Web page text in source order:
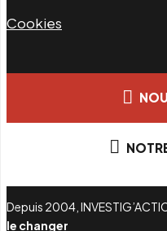
Cookies
Depuis 2004,
le changer